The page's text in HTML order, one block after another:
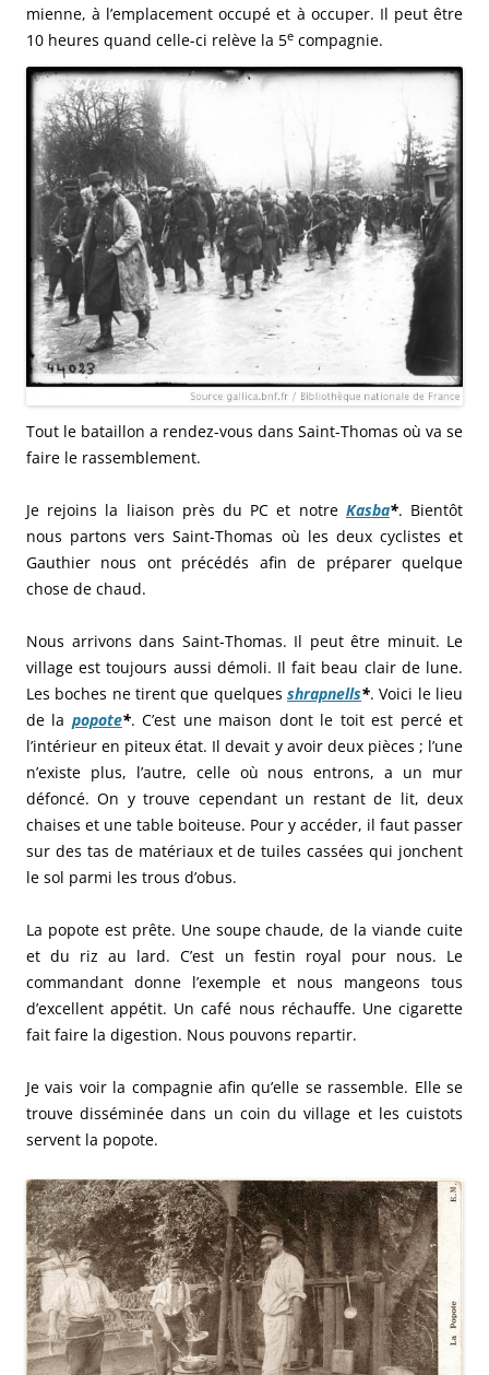
mienne, à l’emplacement occupé et à occuper. Il peut être
10 heures quand celle-ci relève la 5e compagnie.
Tout le bataillon a rendez-vous dans Saint-Thomas où va se
faire le rassemblement.
Je rejoins la liaison près du PC et notre Kasba*. Bientôt
nous partons vers Saint-Thomas où les deux cyclistes et
Gauthier nous ont précédés afin de préparer quelque
chose de chaud.
Nous arrivons dans Saint-Thomas. Il peut être minuit. Le
village est toujours aussi démoli. Il fait beau clair de lune.
Les boches ne tirent que quelques shrapnells*. Voici le lieu
de la popote*. C’est une maison dont le toit est percé et
l’intérieur en piteux état. Il devait y avoir deux pièces ; l’une
n’existe plus, l’autre, celle où nous entrons, a un mur
défoncé. On y trouve cependant un restant de lit, deux
chaises et une table boiteuse. Pour y accéder, il faut passer
sur des tas de matériaux et de tuiles cassées qui jonchent
le sol parmi les trous d’obus.
La popote est prête. Une soupe chaude, de la viande cuite
et du riz au lard. C’est un festin royal pour nous. Le
commandant donne l’exemple et nous mangeons tous
d’excellent appétit. Un café nous réchauffe. Une cigarette
fait faire la digestion. Nous pouvons repartir.
Je vais voir la compagnie afin qu’elle se rassemble. Elle se
trouve disséminée dans un coin du village et les cuistots
servent la popote.